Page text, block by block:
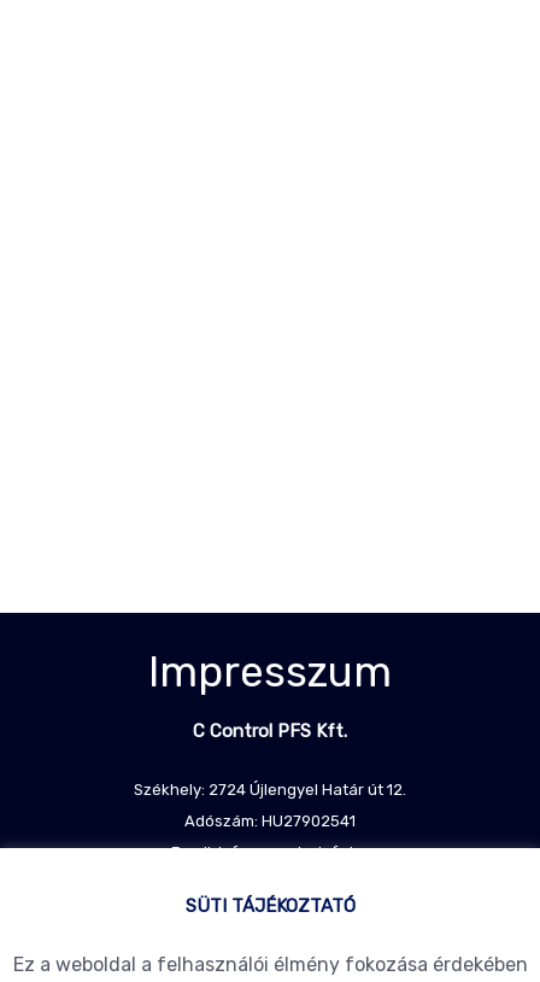
Impresszum
C Control PFS Kft.
Székhely: 2724 Újlengyel Határ út 12.
Adószám: HU27902541
Email: info@ccontrolpfs.hu
SÜTI TÁJÉKOZTATÓ
Ez a weboldal a felhasználói élmény fokozása érdekében